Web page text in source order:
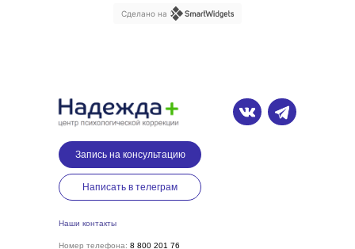
Сделано на
Наши контакты
Номер телефона: 8 800 201 76
Запись на консультацию
Написать в телеграм